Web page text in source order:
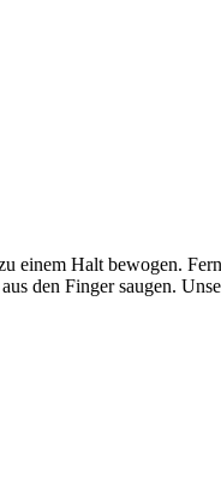
einem Halt bewogen.
den Finger saugen.